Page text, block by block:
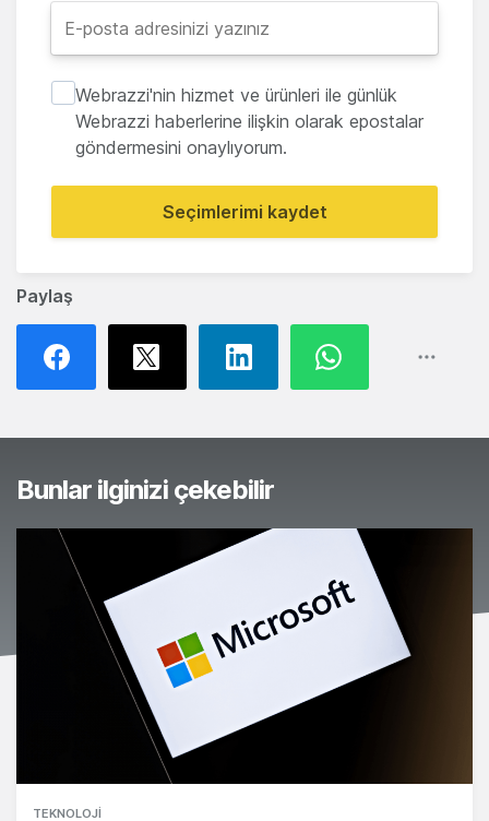
Paylaş
Webrazzi'nin hizmet ve ürünleri ile günlük
Webrazzi haberlerine ilişkin olarak epostalar
göndermesini onaylıyorum.
Seçimlerimi kaydet
Bunlar ilginizi çekebilir
TEKNOLOJI